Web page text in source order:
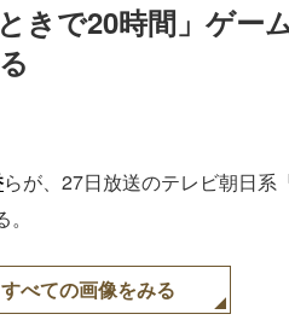
きで20時間」ゲー
らが、27日放送のテレビ朝日系
すべての画像をみる